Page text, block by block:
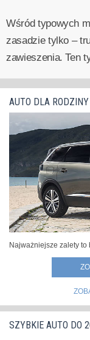
Wśród typowych
zasadzie tylko –
zawieszenia. Ten
AUTO DLA
Najważniejsze zalety
SZYBKIE AUTO DO